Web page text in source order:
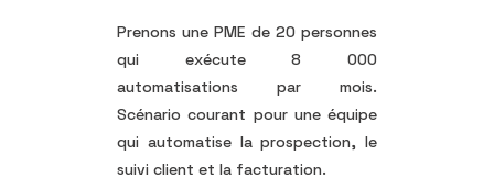
Prenons une PME de 20 personnes
qui exécute 8 000
automatisations par mois.
Scénario courant pour une équipe
qui automatise la prospection, le
suivi client et la facturation.